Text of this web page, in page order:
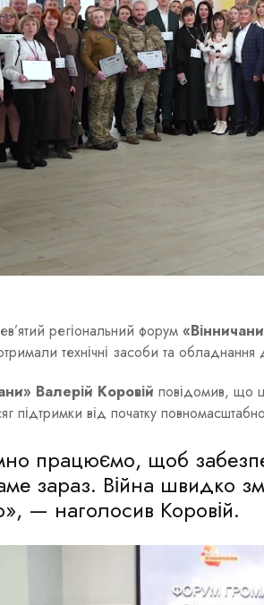
регіональний форум
технічні засоби та
Валерій Коровій повідомив, що
підтримки від початку
працюємо, щоб
зараз. Війна швидко
— наголосив Коровій.